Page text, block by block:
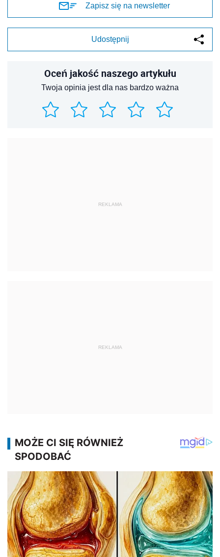
Zapisz się na newsletter
Udostępnij
Oceń jakość naszego artykułu
Twoja opinia jest dla nas bardzo ważna
REKLAMA
REKLAMA